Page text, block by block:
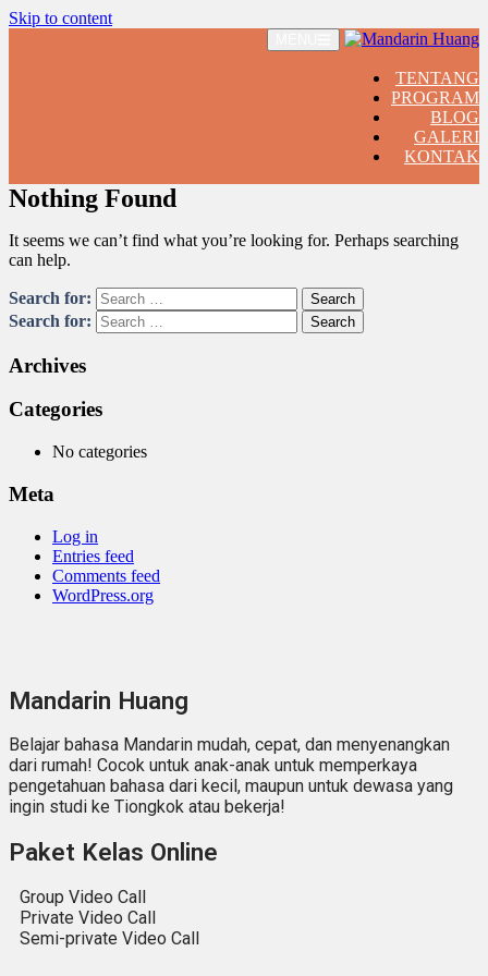
Skip to content
TENTANG
PROGRAM
BLOG
GALERI
KONTAK
Nothing Found
It seems we can’t find what you’re looking for. Perhaps searching
can help.
Search for:
Search for:
Archives
Categories
No categories
Meta
Log in
Entries feed
Comments feed
WordPress.org
Mandarin Huang
Belajar bahasa Mandarin mudah, cepat, dan menyenangkan
dari rumah! Cocok untuk anak-anak untuk memperkaya
pengetahuan bahasa dari kecil, maupun untuk dewasa yang
ingin studi ke Tiongkok atau bekerja!
Paket Kelas Online
Group Video Call
Private Video Call
Semi-private Video Call